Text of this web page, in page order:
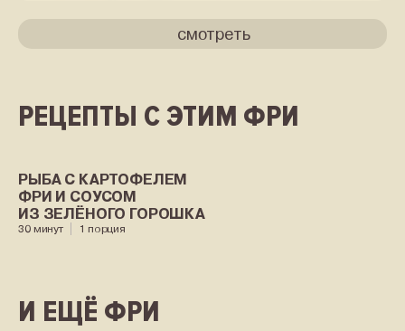
смотреть
РЕЦЕПТЫ С ЭТИМ ФРИ
РЫБА С КАРТОФЕЛЕМ
ФРИ И СОУСОМ
ИЗ ЗЕЛЁНОГО ГОРОШКА
30 минут 1 порция
И ЕЩЁ ФРИ